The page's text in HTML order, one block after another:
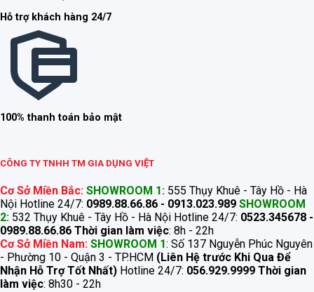
Hỗ trợ khách hàng 24/7
100% thanh toán bảo mật
CÔNG TY TNHH TM GIA DỤNG VIỆT
Cơ Sở Miền Bắc: SHOWROOM 1: 555 Thụy Khuê - Tây Hồ - Hà
Nội Hotline 24/7: 0989.88.66.86 - 0913.023.989 SHOWROOM
2: 532 Thụy Khuê - Tây Hồ - Hà Nội Hotline 24/7: 0523.345678 -
0989.88.66.86 Thời gian làm việc: 8h - 22h
Cơ Sở Miền Nam: SHOWROOM 1: Số 137 Nguyễn Phúc Nguyên
- Phường 10 - Quận 3 - TP.HCM (Liên Hệ trước Khi Qua Để
Nhận Hỗ Trợ Tốt Nhất) Hotline 24/7: 056.929.9999 Thời gian
làm việc: 8h30 - 22h